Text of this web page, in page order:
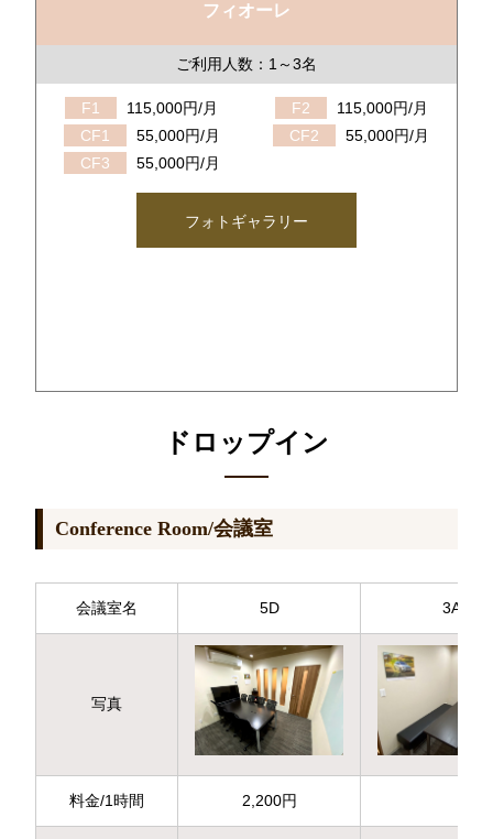
フィオーレ
ご利用人数：1～3名
F1 115,000円/月 F2
115,000円/月
CF1
55,000円/月 CF2
55,000円/月
CF3
55,000円/月
フォトギャラリー
ドロップイン
Conference Room/会議室
会議室名 5D 3A
写真
料金/1時間 2,200円